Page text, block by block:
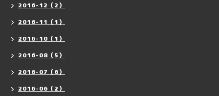
2016-12（2）
2016-11（1）
2016-10（1）
2016-08（5）
2016-07（6）
2016-06（2）